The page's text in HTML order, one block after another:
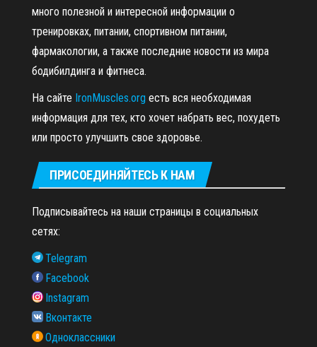
много полезной и интересной информации о
тренировках, питании, спортивном питании,
фармакологии, а также последние новости из мира
бодибилдинга и фитнеса.
На сайте IronMuscles.org есть вся необходимая
информация для тех, кто хочет набрать вес, похудеть
или просто улучшить свое здоровье.
ПРИСОЕДИНЯЙТЕСЬ К НАМ
Подписывайтесь на наши страницы в социальных
сетях:
Telegram
Facebook
Instagram
Вконтакте
Одноклассники